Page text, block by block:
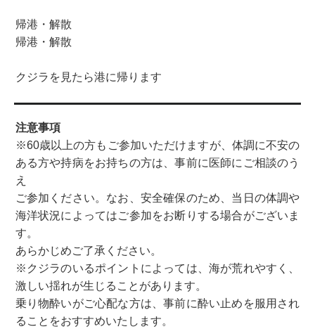
帰港・解散
帰港・解散
クジラを見たら港に帰ります
注意事項
※60歳以上の方もご参加いただけますが、体調に不安の
ある方や持病をお持ちの方は、事前に医師にご相談のう
え
ご参加ください。なお、安全確保のため、当日の体調や
海洋状況によってはご参加をお断りする場合がございま
す。
あらかじめご了承ください。
※クジラのいるポイントによっては、海が荒れやすく、
激しい揺れが生じることがあります。
乗り物酔いがご心配な方は、事前に酔い止めを服用され
ることをおすすめいたします。